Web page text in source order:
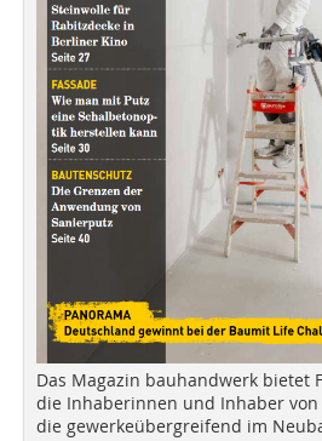
Das Magazin bauhandwerk bietet
die Inhaberinnen und Inhaber
die gewerkeübergreifend im